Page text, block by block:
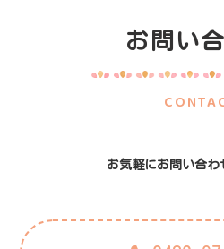
お問い
お気軽にお問い合わ